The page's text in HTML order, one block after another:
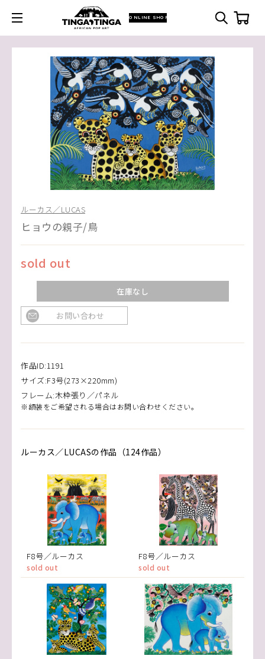
ONLINE SHOP
ルーカス／LUCAS
ヒョウの親子/鳥
sold out
在庫なし
お問い合わせ
作品ID:1191
サイズ:F3号(273×220mm)
フレーム:木枠張り／パネル
※額装をご希望される場合はお問い合わせください。
ルーカス／LUCASの作品（124作品）
F8号／ルーカス
sold out
F8号／ルーカス
sold out